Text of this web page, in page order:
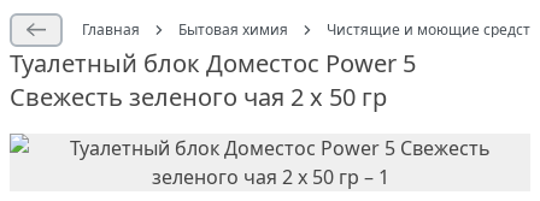
Главная Бытовая химия Чистящие и моющие
Туалетный блок Доместос Power 5
Свежесть зеленого чая 2 х 50 гр